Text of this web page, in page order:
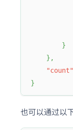
}
} ,
"count"
}
也可以通过以